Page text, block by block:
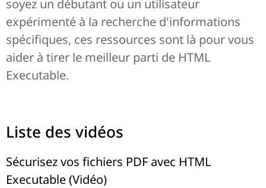
soyez un débutant ou un utilisateur
expérimenté à la recherche d'informations
spécifiques, ces ressources sont là pour vous
aider à tirer le meilleur parti de HTML
Executable.
Liste des vidéos
Sécurisez vos fichiers PDF avec HTML
Executable (Vidéo)